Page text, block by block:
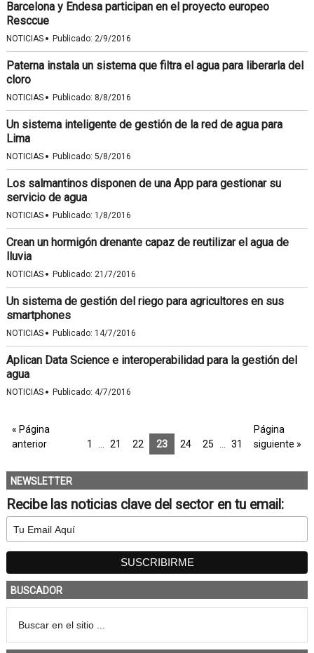
Barcelona y Endesa participan en el proyecto europeo
Resccue
NOTICIAS · Publicado: 2/9/2016
Paterna instala un sistema que filtra el agua para liberarla del
cloro
NOTICIAS · Publicado: 8/8/2016
Un sistema inteligente de gestión de la red de agua para
Lima
NOTICIAS · Publicado: 5/8/2016
Los salmantinos disponen de una App para gestionar su
servicio de agua
NOTICIAS · Publicado: 1/8/2016
Crean un hormigón drenante capaz de reutilizar el agua de
lluvia
NOTICIAS · Publicado: 21/7/2016
Un sistema de gestión del riego para agricultores en sus
smartphones
NOTICIAS · Publicado: 14/7/2016
Aplican Data Science e interoperabilidad para la gestión del
agua
NOTICIAS · Publicado: 4/7/2016
« Página
anterior
1 21 22 23 24 25 31
Página
siguiente »
NEWSLETTER
Recibe las noticias clave del sector en tu email:
BUSCADOR